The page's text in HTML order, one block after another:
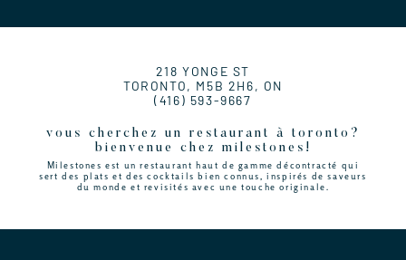
218 YONGE ST
TORONTO, M5B 2H6, ON
(416) 593-9667
vous cherchez un restaurant à toronto?
bienvenue chez milestones!
Milestones est un restaurant haut de gamme décontracté qui
sert des plats et des cocktails bien connus, inspirés de saveurs
du monde et revisités avec une touche originale.